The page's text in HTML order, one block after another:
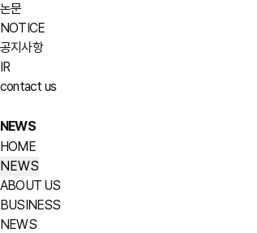
논문
NOTICE
공지사항
IR
contact us
NEWS
HOME
NEWS
ABOUT US
BUSINESS
NEWS